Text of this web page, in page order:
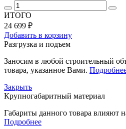
ИТОГО
24 699 ₽
Добавить в корзину
Разгрузка и подъем
Заносим в любой строительный
товара, указанное Вами.
Закрыть
Крупногабаритный материал
Габариты данного товара влияют
Подробнее